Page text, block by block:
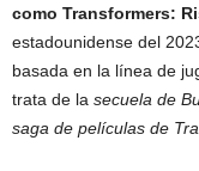
como Transformers:
estadounidense del
basada en la línea de
trata de la secuela de
saga de películas de